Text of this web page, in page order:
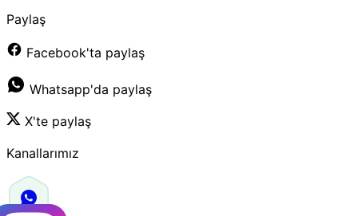
Paylaş
Facebook'ta paylaş
Whatsapp'da paylaş
X'te paylaş
Kanallarımız